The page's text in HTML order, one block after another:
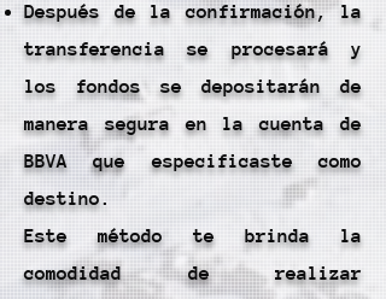
Después de la confirmación, la
transferencia se procesará y
los fondos se depositarán de
manera segura en la cuenta de
BBVA que especificaste como
destino.
Este método te brinda la
comodidad de realizar